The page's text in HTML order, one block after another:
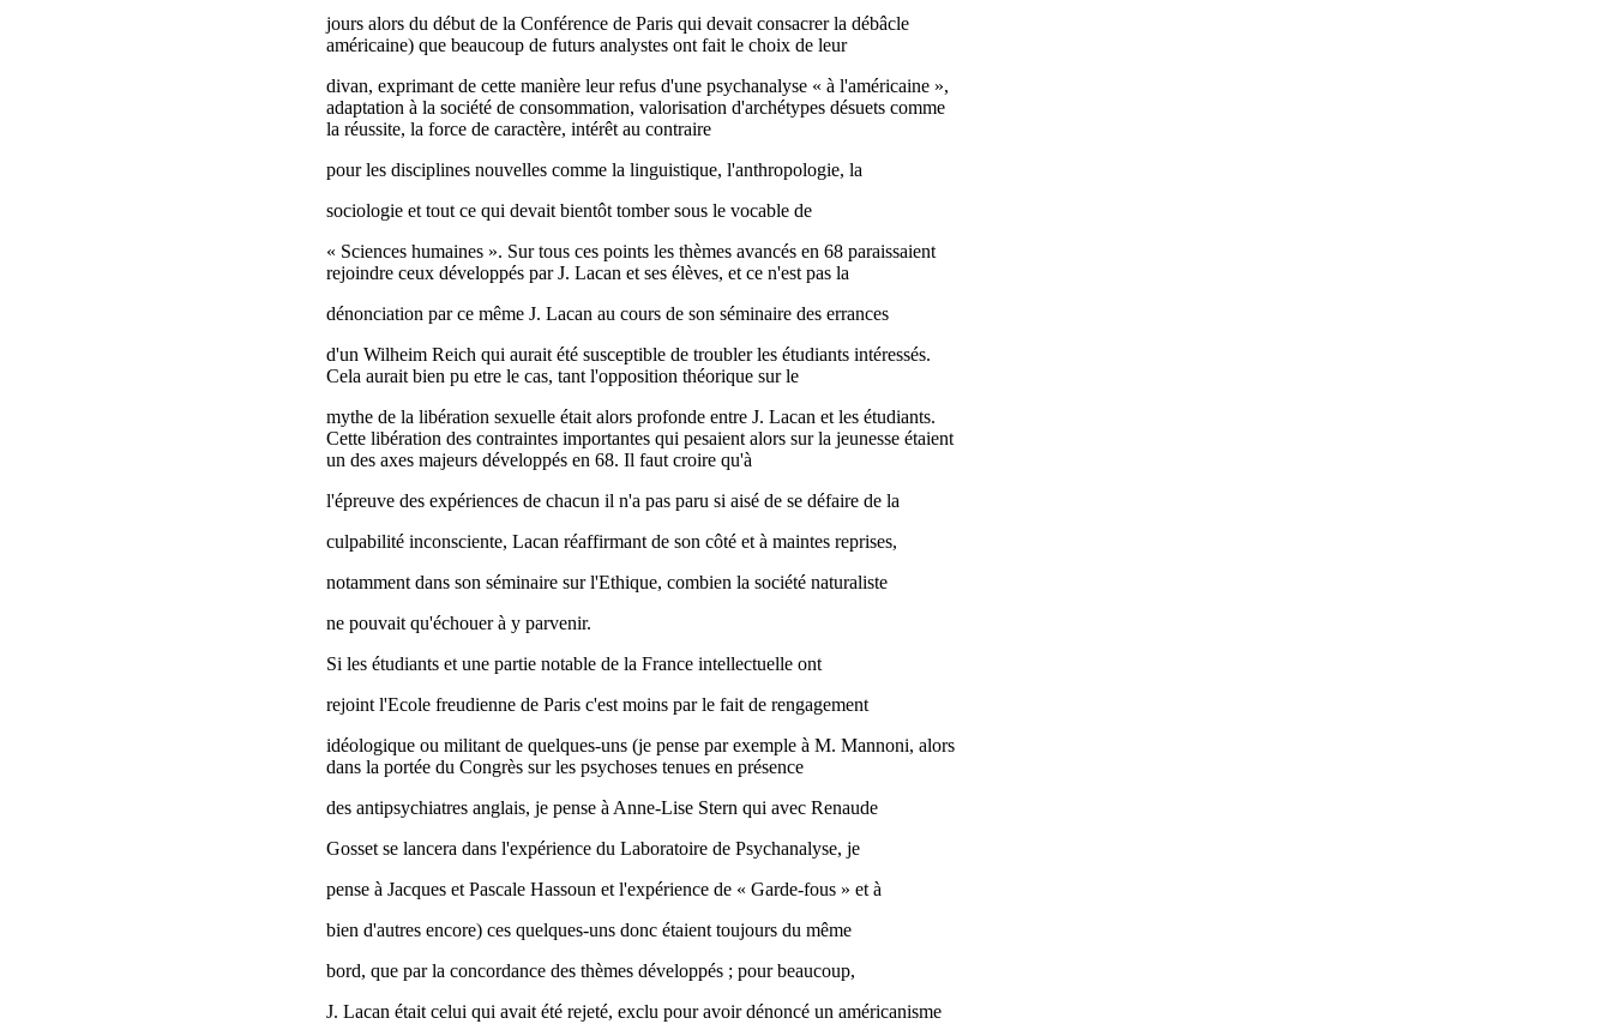
jours alors du début de la Conférence de Paris qui devait consacrer la débâcle
américaine) que beaucoup de futurs analystes ont fait le choix de leur
divan, exprimant de cette manière leur refus d'une psychanalyse « à l'américaine »,
adaptation à la société de consommation, valorisation d'archétypes désuets comme
la réussite, la force de caractère, intérêt au contraire
pour les disciplines nouvelles comme la linguistique, l'anthropologie, la
sociologie et tout ce qui devait bientôt tomber sous le vocable de
« Sciences humaines ». Sur tous ces points les thèmes avancés en 68 paraissaient
rejoindre ceux développés par J. Lacan et ses élèves, et ce n'est pas la
dénonciation par ce même J. Lacan au cours de son séminaire des errances
d'un Wilheim Reich qui aurait été susceptible de troubler les étudiants intéressés.
Cela aurait bien pu etre le cas, tant l'opposition théorique sur le
mythe de la libération sexuelle était alors profonde entre J. Lacan et les étudiants.
Cette libération des contraintes importantes qui pesaient alors sur la jeunesse étaient
un des axes majeurs développés en 68. Il faut croire qu'à
l'épreuve des expériences de chacun il n'a pas paru si aisé de se défaire de la
culpabilité inconsciente, Lacan réaffirmant de son côté et à maintes reprises,
notamment dans son séminaire sur l'Ethique, combien la société naturaliste
ne pouvait qu'échouer à y parvenir.
Si les étudiants et une partie notable de la France intellectuelle ont
rejoint l'Ecole freudienne de Paris c'est moins par le fait de rengagement
idéologique ou militant de quelques-uns (je pense par exemple à M. Mannoni, alors
dans la portée du Congrès sur les psychoses tenues en présence
des antipsychiatres anglais, je pense à Anne-Lise Stern qui avec Renaude
Gosset se lancera dans l'expérience du Laboratoire de Psychanalyse, je
pense à Jacques et Pascale Hassoun et l'expérience de « Garde-fous » et à
bien d'autres encore) ces quelques-uns donc étaient toujours du même
bord, que par la concordance des thèmes développés ; pour beaucoup,
J. Lacan était celui qui avait été rejeté, exclu pour avoir dénoncé un américanisme